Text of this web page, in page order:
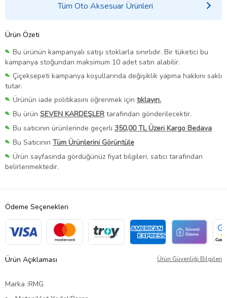
Tüm Oto Aksesuar Ürünleri
Ürün Özeti
Bu ürünün kampanyalı satışı stoklarla sınırlıdır. Bir tüketici bu
kampanya stoğundan maksimum 10 adet satın alabilir.
Çiçeksepeti kampanya koşullarında değişiklik yapma hakkını saklı
tutar.
Ürünün iade politikasını öğrenmek için tıklayın.
Bu ürün SEVEN KARDEŞLER tarafından gönderilecektir.
Bu satıcının ürünlerinde geçerli 350,00 TL Üzeri Kargo Bedava
Bu Satıcının Tüm Ürünlerini Görüntüle
Ürün sayfasında gördüğünüz fiyat bilgileri, satıcı tarafından
belirlenmektedir.
Ödeme Seçenekleri
Ürün Açıklaması Ürün Güvenliği Bilgileri
Marka :RMG